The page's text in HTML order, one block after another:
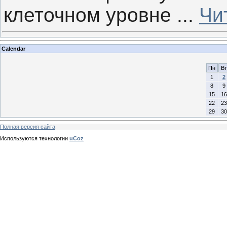
клеточном уровне ...
Calendar
Пн
Вт
1
2
8
9
15
16
22
23
29
30
Полная версия сайта
Используются технологии uCoz